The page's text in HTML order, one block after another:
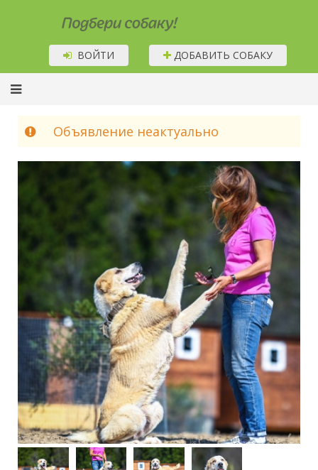
Подбери собаку!
ВОЙТИ ДОБАВИТЬ СОБАКУ
Объявление неактуально